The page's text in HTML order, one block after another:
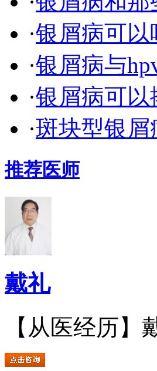
·银屑病可以
·银屑病与
·银屑病可以
·斑块型银屑
推荐医师
戴礼
【从医经历】